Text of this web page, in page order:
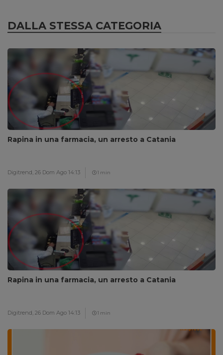
DALLA STESSA CATEGORIA
Rapina in una farmacia, un arresto a Catania
Digitrend, 26 Dom Ago 14:13 1 min
Rapina in una farmacia, un arresto a Catania
Digitrend, 26 Dom Ago 14:13 1 min